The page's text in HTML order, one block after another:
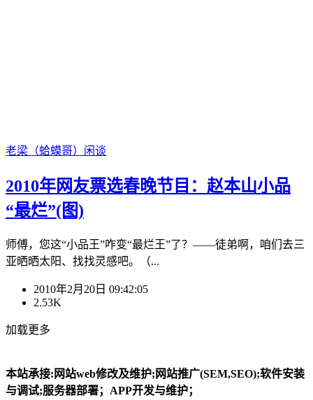
老梁（蛤蟆哥） 闲谈
2010年网友票选春晚节目：赵本山小品
“最烂”(图)
师傅，您这“小品王”咋变“最烂王”了？——徒弟啊，咱们去三
亚晒晒太阳、找找灵感吧。（...
2010年2月20日 09:42:05
2.53K
加载更多
本站承接:网站web修改及维护;网站推广(SEM,SEO);软件安装
与调试;服务器部署；APP开发与维护；